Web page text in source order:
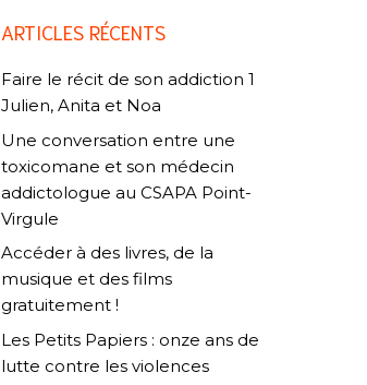
ARTICLES RÉCENTS
Faire le récit de son addiction 1
Julien, Anita et Noa
Une conversation entre une
toxicomane et son médecin
addictologue au CSAPA Point-
Virgule
Accéder à des livres, de la
musique et des films
gratuitement !
Les Petits Papiers : onze ans de
lutte contre les violences